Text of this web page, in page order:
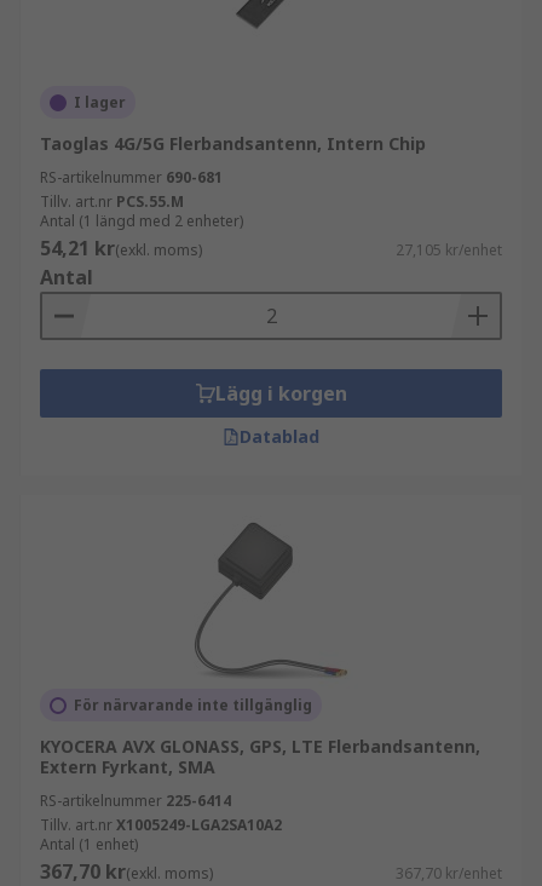
I lager
Taoglas 4G/5G Flerbandsantenn, Intern Chip
RS-artikelnummer 690-681
Tillv. art.nr PCS.55.M
Antal (1 längd med 2 enheter)
54,21 kr(exkl. moms) 27,105 kr/enhet
Antal
Lägg i korgen
Datablad
För närvarande inte tillgänglig
KYOCERA AVX GLONASS, GPS, LTE Flerbandsantenn,
Extern Fyrkant, SMA
RS-artikelnummer 225-6414
Tillv. art.nrX1005249-LGA2SA10A2
Antal (1 enhet)
367,70 kr(exkl. moms) 367,70 kr/enhet